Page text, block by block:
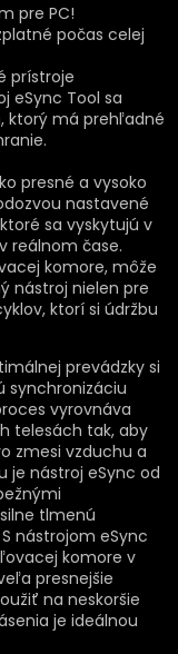
pre PC!
počas celej
prístroje
eSync Tool sa
ktorý má prehľadné
presné a vysoko
nastavené
sa vyskytujú v
reálnom čase.
komore, môže
nástroj nielen pre
ktorí si údržbu
prevádzky si
synchronizáciu
vyrovnáva
telesách tak, aby
zmesi vzduchu a
je nástroj eSync od
tlmenú
nástrojom eSync
komore v
presnejšie
na neskoršie
je ideálnou